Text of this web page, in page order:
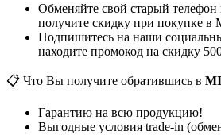
Обменяйте свой старый
получите скидку при покупке в
Подпишитесь на наши
находите промокод на скидку
📋 Что Вы получите обратившись в
Гарантию на всю продукцию!
Выгодные условия trade-in